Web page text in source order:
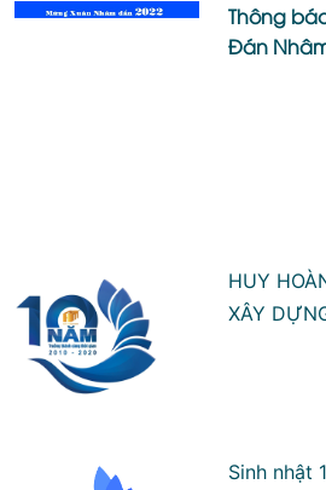
Thông
Đán
HUY
XÂY
Sinh nhật